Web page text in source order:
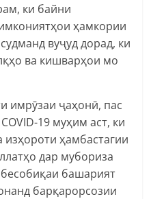
ки байни
ҳамкории
вуҷуд дорад, ки
ва кишварҳои мо
имрӯзаи ҷаҳонӣ, пас
19 муҳим аст, ки
ҳамбастагии
дар мубориза
башарият
барқарорсозии